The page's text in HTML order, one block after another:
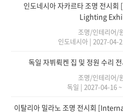
인도네시아 자카르타 조명 전시
Lighting
조명/인테리어/
인도네시아 | 2027-04-
독일 자뷔뤽켄 집 및 정원 수리
조명/인테리어/
독일 | 2027-04-16
이탈리아 밀라노 조명 전시회